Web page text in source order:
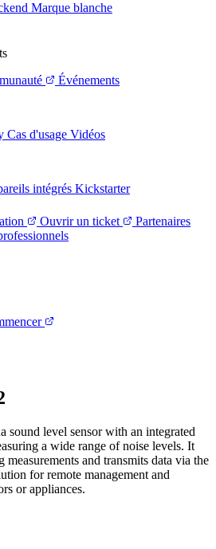
Marque blanche
Événements
Cas d'usage Vidéos
intégrés Kickstarter
Ouvrir un ticket
Partenaires
sound level sensor with an integrated
a wide range of noise levels. It
and transmits data via the
for remote management and
or appliances.